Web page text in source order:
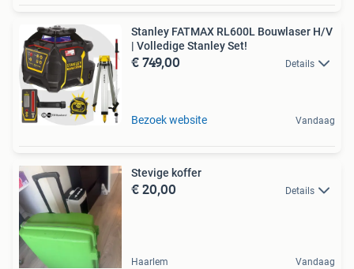
Stanley FATMAX RL600L Bouwlaser H/V
| Volledige Stanley Set!
€ 749,00 Details
Bezoek website Vandaag
Stevige koffer
€ 20,00 Details
Haarlem Vandaag